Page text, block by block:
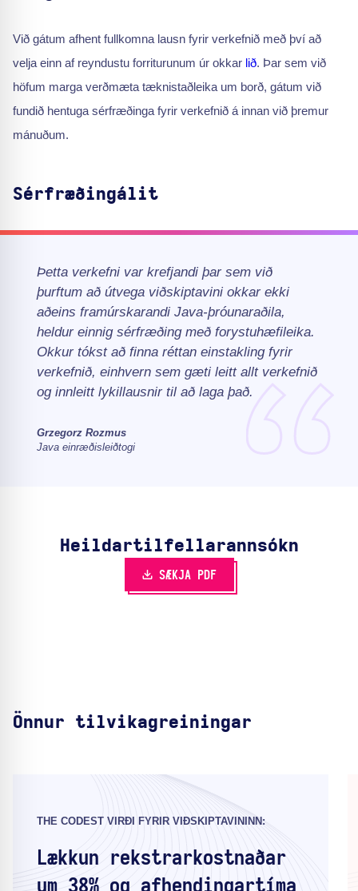
Við gátum afhent fullkomna lausn fyrir verkefnið með því að
velja einn af reyndustu forriturunum úr okkar lið. Þar sem við
höfum marga verðmæta tæknistaðleika um borð, gátum við
fundið hentuga sérfræðinga fyrir verkefnið á innan við þremur
mánuðum.
Sérfræðingálit
Þetta verkefni var krefjandi þar sem við
þurftum að útvega viðskiptavini okkar ekki
aðeins framúrskarandi Java-þróunaraðila,
heldur einnig sérfræðing með forystuhæfileika.
Okkur tókst að finna réttan einstakling fyrir
verkefnið, einhvern sem gæti leitt allt verkefnið
og innleitt lykillausnir til að laga það.
Grzegorz Rozmus
Java einræðisleiðtogi
Heildartilfella­rannsókn
SÆKJA PDF
Önnur tilvikagreiningar
THE CODEST VIRÐI FYRIR VIÐSKIPTAVININN:
Lækkun rekstrarkostnaðar
um 38% og afhendingartíma